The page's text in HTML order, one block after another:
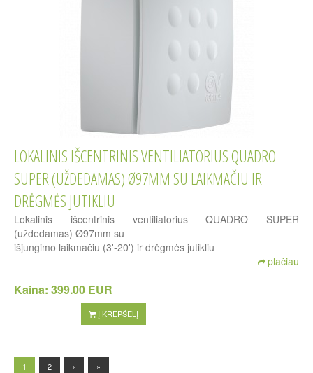
LOKALINIS IŠCENTRINIS VENTILIATORIUS QUADRO
SUPER (UŽDEDAMAS) Ø97MM SU LAIKMAČIU IR
DRĖGMĖS JUTIKLIU
Lokalinis išcentrinis ventiliatorius QUADRO SUPER
(uždedamas) Ø97mm su
išjungimo laikmačiu (3'-20') ir drėgmės jutikliu
plačiau
Kaina: 399.00 EUR
Į KREPŠELĮ
1 2 › »